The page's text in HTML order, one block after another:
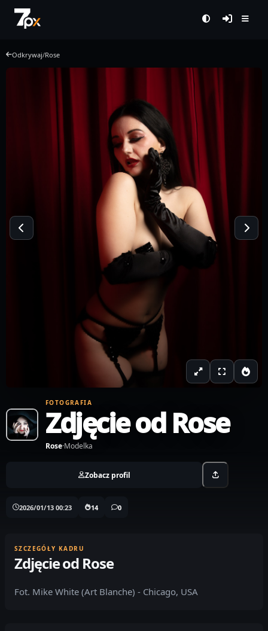
Odkrywaj/Rose
FOTOGRAFIA
Zdjęcie od Rose
Rose·Modelka
Zobacz profil
2026/01/13 00:23 14 0
SZCZEGÓŁY KADRU
Zdjęcie od Rose
Fot. Mike White (Art Blanche) - Chicago, USA